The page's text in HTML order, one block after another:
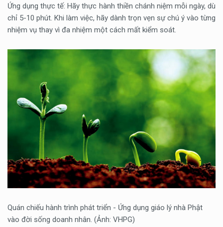
Ứng dụng thực tế: Hãy thực hành thiền chánh niệm mỗi ngày, dù
chỉ 5-10 phút. Khi làm việc, hãy dành trọn vẹn sự chú ý vào từng
nhiệm vụ thay vì đa nhiệm một cách mất kiểm soát.
Quán chiếu hành trình phát triển - Ứng dụng giáo lý nhà Phật
vào đời sống doanh nhân. (Ảnh: VHPG)